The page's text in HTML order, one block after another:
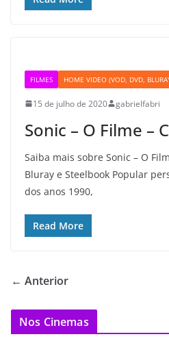
FILMES HOME VIDEO (VOD, DVD,
15 de julho de 2020 gabrielfabri
Sonic – O Filme –
Saiba mais sobre Sonic – O
Bluray e Steelbook Popular
dos anos 1990,
Read More
← Anterior
Nos Cinemas